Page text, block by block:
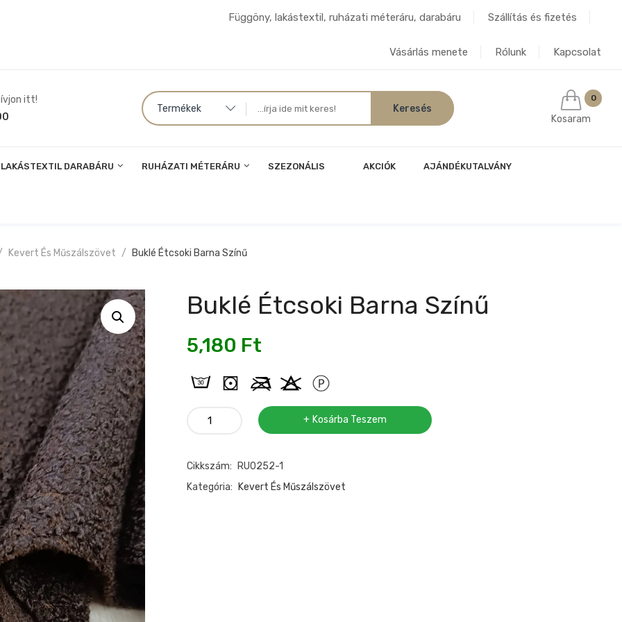
Függöny, lakástextil, ruházati méteráru, darabáru Szállítás és fizetés
Vásárlás menete Rólunk Kapcsolat
itt!
Termékek
0
Kosaram
LAKÁSTEXTIL DARABÁRU RUHÁZATI MÉTERÁRU SZEZONÁLIS AKCIÓK AJÁNDÉKUTALVÁNY
Kevert És Műszálszövet Buklé Étcsoki Barna Színű
Buklé Étcsoki Barna Színű
5,180 Ft
Buklé
színű
mennyiség
Kosárba Teszem
Cikkszám:
RU0252-1
Kategória:
Kevert És Műszálszövet